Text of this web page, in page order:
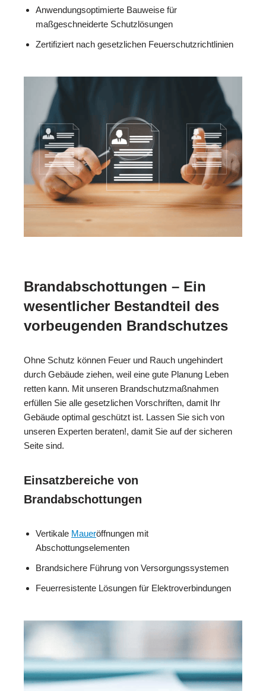
Anwendungsoptimierte Bauweise für
maßgeschneiderte Schutzlösungen
Zertifiziert nach gesetzlichen Feuerschutzrichtlinien
Brandabschottungen – Ein
wesentlicher Bestandteil des
vorbeugenden Brandschutzes
Ohne Schutz können Feuer und Rauch ungehindert
durch Gebäude ziehen, weil eine gute Planung Leben
retten kann. Mit unseren Brandschutzmaßnahmen
erfüllen Sie alle gesetzlichen Vorschriften, damit Ihr
Gebäude optimal geschützt ist. Lassen Sie sich von
unseren Experten beraten!, damit Sie auf der sicheren
Seite sind.
Einsatzbereiche von
Brandabschottungen
Vertikale Maueröffnungen mit
Abschottungselementen
Brandsichere Führung von Versorgungssystemen
Feuerresistente Lösungen für Elektroverbindungen